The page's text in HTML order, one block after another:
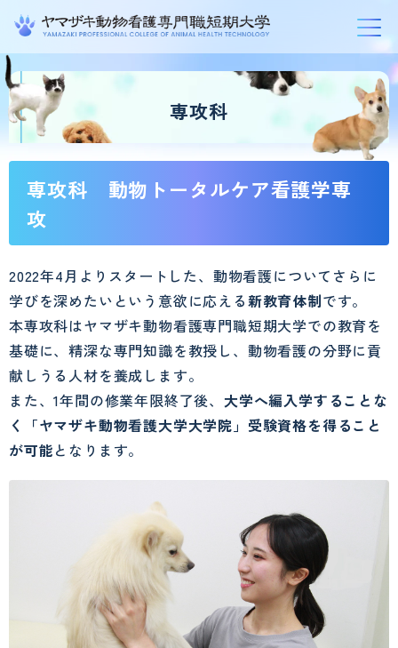
グ
ロ
バ
ー
シ
ョ
ン
へ
本
文
フ
ッ
ー
専攻科
専攻科 動物トータルケア看護学専
攻
2022年4月よりスタートした、動物看護についてさらに
学びを深めたいという意欲に応える新教育体制です。
本専攻科はヤマザキ動物看護専門職短期大学での教育を
基礎に、精深な専門知識を教授し、動物看護の分野に貢
献しうる人材を養成します。
また、1年間の修業年限終了後、大学へ編入学することな
く「ヤマザキ動物看護大学大学院」受験資格を得ること
が可能となります。